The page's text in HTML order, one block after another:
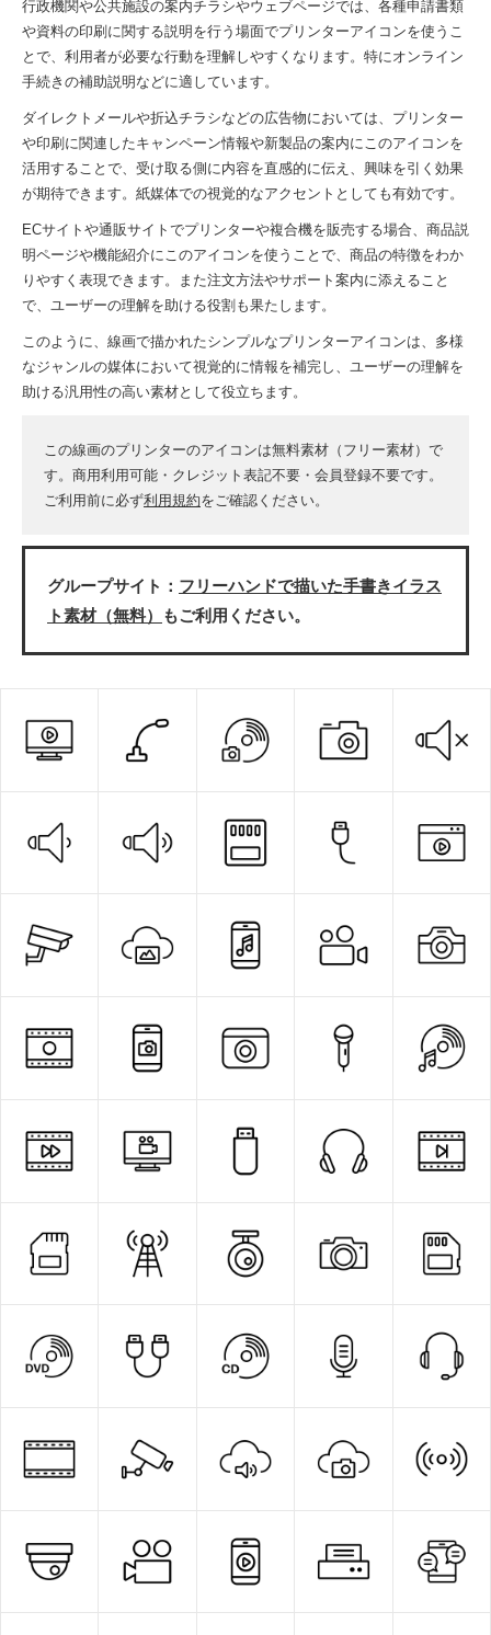
行政機関や公共施設の案内チラシやウェブページでは、各種申請書類
や資料の印刷に関する説明を行う場面でプリンターアイコンを使うこ
とで、利用者が必要な行動を理解しやすくなります。特にオンライン
手続きの補助説明などに適しています。
ダイレクトメールや折込チラシなどの広告物においては、プリンター
や印刷に関連したキャンペーン情報や新製品の案内にこのアイコンを
活用することで、受け取る側に内容を直感的に伝え、興味を引く効果
が期待できます。紙媒体での視覚的なアクセントとしても有効です。
ECサイトや通販サイトでプリンターや複合機を販売する場合、商品説
明ページや機能紹介にこのアイコンを使うことで、商品の特徴をわか
りやすく表現できます。また注文方法やサポート案内に添えること
で、ユーザーの理解を助ける役割も果たします。
このように、線画で描かれたシンプルなプリンターアイコンは、多様
なジャンルの媒体において視覚的に情報を補完し、ユーザーの理解を
助ける汎用性の高い素材として役立ちます。
この線画のプリンターのアイコンは無料素材（フリー素材）で
す。商用利用可能・クレジット表記不要・会員登録不要です。
ご利用前に必ず利用規約をご確認ください。
グループサイト： フリーハンドで描いた手書きイラス
ト素材（無料）
もご利用ください。